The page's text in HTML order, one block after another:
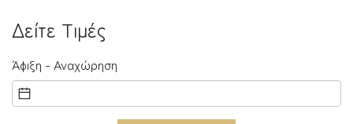
Δείτε Tιμές
Άφιξη - Αναχώρηση